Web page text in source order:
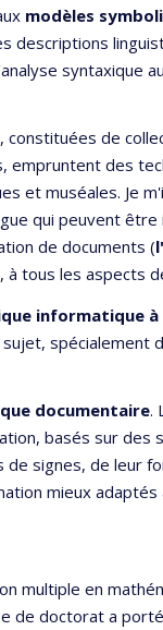
modèles
descriptions
syntaxique
, constituées de
empruntent des
et muséales. Je
qui peuvent
de documents (
à tous les aspects
informatique
spécialement
documentaire.
basés sur
signes, de leur
mieux
multiple en
de doctorat a